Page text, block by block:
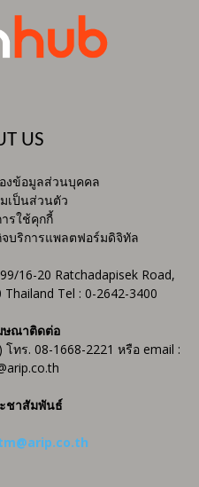
US
งข้อมูลส่วนบุคคล
เป็นส่วนตัว
รใช้คุกกี้
บริการแพลตฟอร์มดิจิทัล
16-20 Ratchadapisek Road,
Tel : 0-2642-3400
ษณาติดต่อ
ร. 08-1668-2221 หรือ email :
ชาสัมพันธ์